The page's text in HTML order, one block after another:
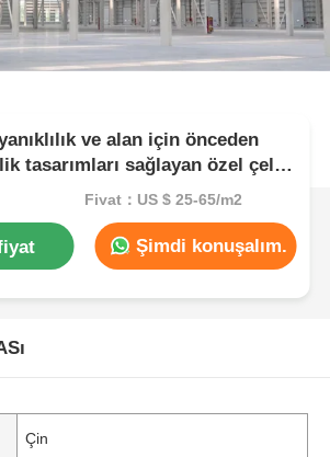
ve alan için önceden
tasarımları sağlayan özel çelik
inşaat hizmetleriFiyat：US $ 25-65/m2
Şimdi konuşalım.
Çin